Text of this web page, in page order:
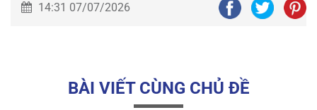
14:31 07/07/2026
BÀI VIẾT CÙNG CHỦ ĐỀ